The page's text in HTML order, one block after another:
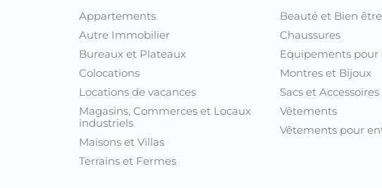
Appartements
Autre Immobilier
Bureaux et Plateaux
Colocations
Locations de vacances
Magasins, Commerces et Locaux
industriels
Maisons et Villas
Terrains et Fermes
Beauté et Bien être
Chaussures
Equipements
Montres et Bijoux
Sacs et Accessoires
Vêtements
Vêtements pour